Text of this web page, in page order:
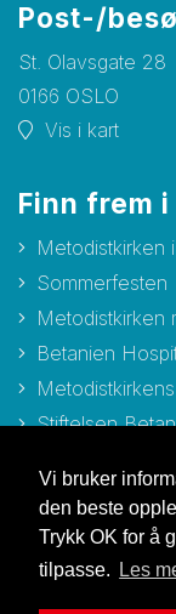
Vi bruker
den beste
Trykk OK for å
tilpasse.
Les
Post-/
St. Olavsgate 28
0166 OSLO
Vis i kart
Finn frem
Metodistkirken
Sommerfesten
Metodistkirken
Betanien
Stiftelsen